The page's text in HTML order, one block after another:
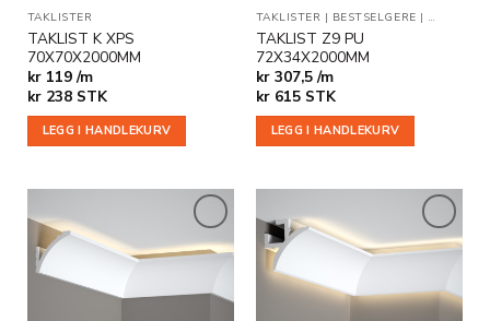
TAKLISTER
TAKLIST K XPS
70X70X2000MM
kr 119 /m
kr238 STK
LEGG I HANDLEKURV
TAKLISTER | BESTSELGERE |
TAKLIST Z9 PU
72X34X2000MM
kr 307,5 /m
kr615 STK
LEGG I HANDLEKURV
ønskeliste
ønskeliste